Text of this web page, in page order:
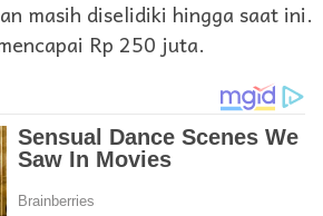
masih diselidiki hingga saat ini.
Rp 250 juta.